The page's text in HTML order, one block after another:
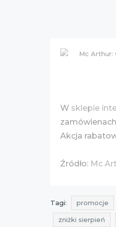
W sklepie
zamówienach
Akcja
Źródło: Mc
Tagi: promocje
zniżki sierpień